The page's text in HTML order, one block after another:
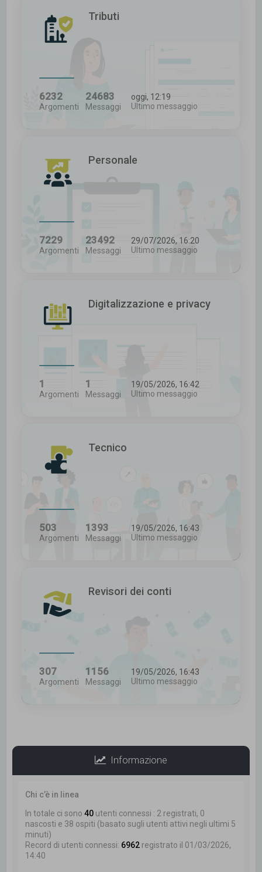
Tributi
6232
Argomenti
24683
Messaggi
oggi, 12:19
Ultimo messaggio
Personale
7229
Argomenti
23492
Messaggi
29/07/2026, 16:20
Ultimo messaggio
Digitalizzazione e privacy
1
Argomenti
1
Messaggi
19/05/2026, 16:42
Ultimo messaggio
Tecnico
503
Argomenti
1393
Messaggi
19/05/2026, 16:43
Ultimo messaggio
Revisori dei conti
307
Argomenti
1156
Messaggi
19/05/2026, 16:43
Ultimo messaggio
Informazione
Chi c’è in linea
In totale ci sono40 utenti connessi : 2 registrati, 0
nascosti e 38 ospiti (basato sugli utenti attivi negli ultimi 5
minuti)
Record di utenti connessi: 6962 registrato il 01/03/2026,
14:40